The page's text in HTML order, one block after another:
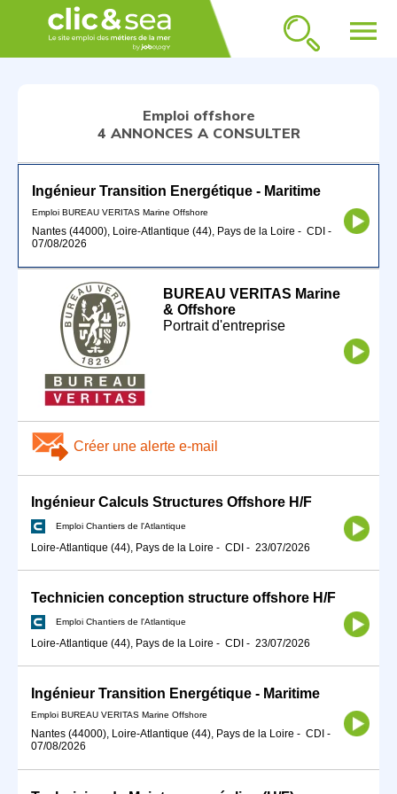
menu
Emploi offshore
4 ANNONCES A CONSULTER
Ingénieur Transition Energétique - Maritime
Emploi BUREAU VERITAS Marine Offshore
Nantes (44000), Loire-Atlantique (44), Pays de la Loire - CDI -
07/08/2026
BUREAU VERITAS Marine
& Offshore
Portrait d'entreprise
Créer une alerte e-mail
Ingénieur Calculs Structures Offshore H/F
Emploi Chantiers de l'Atlantique
Loire-Atlantique (44), Pays de la Loire - CDI - 23/07/2026
Technicien conception structure offshore H/F
Emploi Chantiers de l'Atlantique
Loire-Atlantique (44), Pays de la Loire - CDI - 23/07/2026
Ingénieur Transition Energétique - Maritime
Emploi BUREAU VERITAS Marine Offshore
Nantes (44000), Loire-Atlantique (44), Pays de la Loire - CDI -
07/08/2026